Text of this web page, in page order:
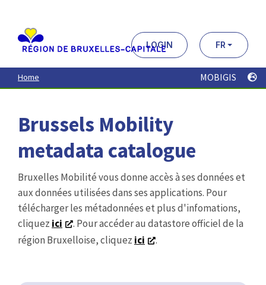
contenu
principal
LOGIN FR
Home MOBIGIS
Brussels Mobility
metadata catalogue
Bruxelles Mobilité vous donne accès à ses données et
aux données utilisées dans ses applications. Pour
télécharger les métadonnées et plus d'infomations,
cliquez ici
. Pour accéder au datastore officiel de la
région Bruxelloise, cliquez ici .